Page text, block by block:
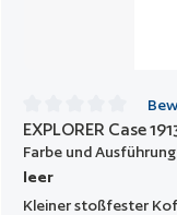
Durchschnittliche
EXPLORER Case
Farbe und
leer
Kleiner stoßfester